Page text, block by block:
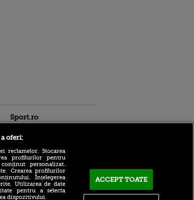
Sport.ro
Adrian Mihalcea a
confirmat noul transfer la
UTA după remiza cu Rapid!
oferi:
reclamelor. Stocarea
profilurilor pentru
personalizat.
Crearea profilurilor
Înțelegerea
Utilizarea de date
pentru a selecta
dispozitivului.
ACCEPT TOATE